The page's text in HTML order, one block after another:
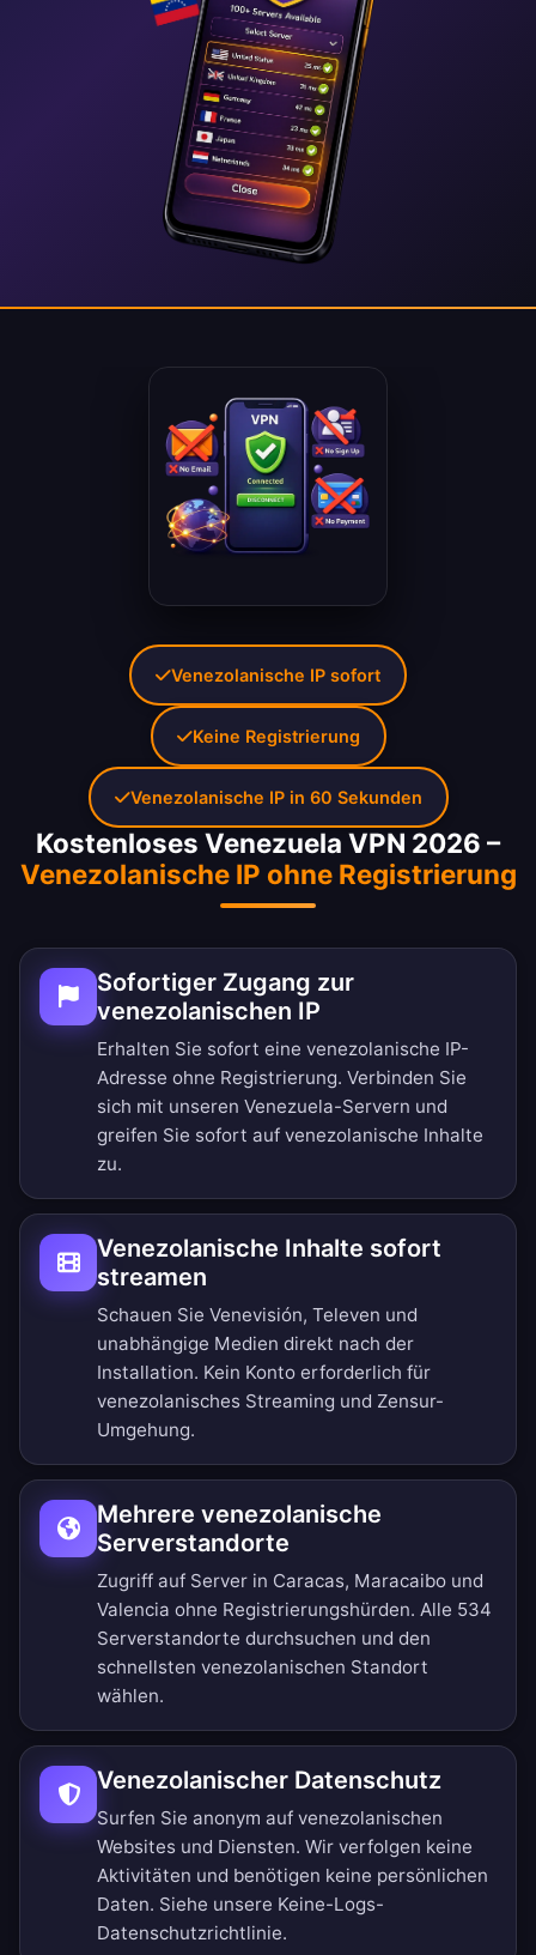
Kostenloses Venezuela VPN 2026 –
Venezolanische IP ohne Registrierung
Sofortiger Zugang zur
venezolanischen IP
Erhalten Sie sofort eine venezolanische IP-
Adresse ohne Registrierung. Verbinden Sie
sich mit unseren Venezuela-Servern und
greifen Sie sofort auf venezolanische Inhalte
zu.
Venezolanische Inhalte sofort
streamen
Schauen Sie Venevisión, Televen und
unabhängige Medien direkt nach der
Installation. Kein Konto erforderlich für
venezolanisches Streaming und Zensur-
Umgehung.
Mehrere venezolanische
Serverstandorte
Zugriff auf Server in Caracas, Maracaibo und
Valencia ohne Registrierungshürden. Alle 534
Serverstandorte durchsuchen und den
schnellsten venezolanischen Standort
wählen.
Venezolanischer Datenschutz
Surfen Sie anonym auf venezolanischen
Websites und Diensten. Wir verfolgen keine
Aktivitäten und benötigen keine persönlichen
Daten. Siehe unsere Keine-Logs-
Datenschutzrichtlinie.
Venezolanische IP sofort
Keine Registrierung
Venezolanische IP in 60 Sekunden